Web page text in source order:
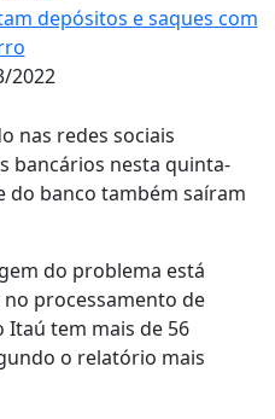
depósitos e saques com
2022
nas redes sociais
bancários nesta quinta-
do banco também saíram
do problema está
processamento de
Itaú tem mais de 56
o relatório mais